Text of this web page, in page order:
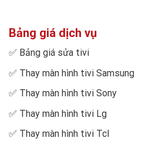
Bảng giá dịch vụ
✅ Bảng giá sửa tivi
✅ Thay màn hình tivi Samsung
✅ Thay màn hình tivi Sony
✅ Thay màn hình tivi Lg
✅ Thay màn hình tivi Tcl